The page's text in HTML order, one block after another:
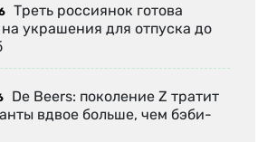
Треть россиянок готова
на украшения для отпуска до
De Beers: поколение Z тратит
вдвое больше, чем бэби-